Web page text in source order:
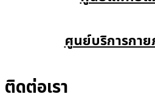
ศูนย์บริการกา
ติดต่อเรา